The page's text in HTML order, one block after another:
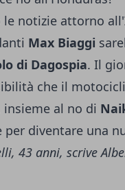
le notizie attorno all'
Max Biaggi
di Dagospia. Il
che il
insieme al no di
per diventare una
43 anni, scrive